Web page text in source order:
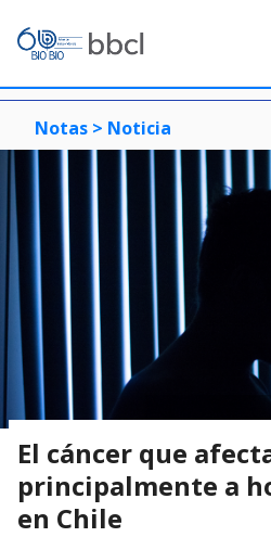
Notas > Noticia
El cáncer que
principalmente a
en Chile